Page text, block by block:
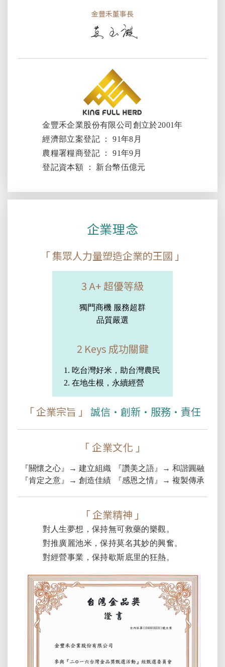
金豐禾董事長
金豐禾企業股份有限公司創立於2001年
經濟部立案登記 ： 91年8月
農糧署糧商登記 ： 91年9月
登記資本額 ： 新台幣伍億元
企業理念
「 集眾人力量塑造企業的王國 」
3 A+ 超優等級
獨門商機 服務超群
品質嚴選
2 Keys 成功關鍵
1. 吃台灣好米，助台灣農民
2. 在地生根，永續經營
「 企業宗旨 」 誠信•創新•服務•責任
「 企業文化 」
『關懷之心』→ 建立組織
『肯定之意』→ 創造佳績
『讚美之語』→ 和諧圓融
『感恩之情』→ 複製傳承
「 企業精神 」
對人生夢想，保持無可救藥的樂觀。
對推廣麗池米，保持莫名其妙的興奮。
對經營事業，保持歇斯底里的狂熱。